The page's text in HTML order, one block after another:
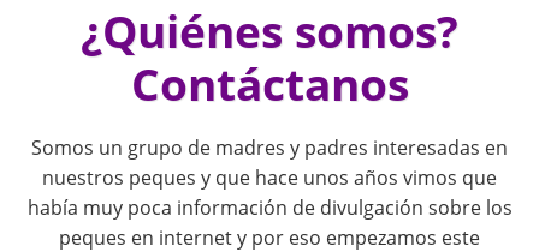
¿Quiénes somos?
Contáctanos
Somos un grupo de madres y padres interesadas en
nuestros peques y que hace unos años vimos que
había muy poca información de divulgación sobre los
peques en internet y por eso empezamos este